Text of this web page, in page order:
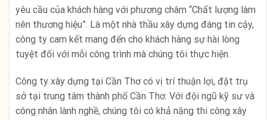
yêu cầu của khách hàng với phương châm “Chất lượng làm
nên thương hiệu”. Là một nhà thầu xây dựng đáng tin cậy,
công ty cam kết mang đến cho khách hàng sự hài lòng
tuyệt đối với mỗi công trình mà chúng tôi thực hiện.
Công ty xây dựng tại Cần Thơ có vị trí thuận lợi, đặt trụ
sở tại trung tâm thành phố Cần Thơ. Với đội ngũ kỹ sư và
công nhân lành nghề, chúng tôi có khả năng thi công xây